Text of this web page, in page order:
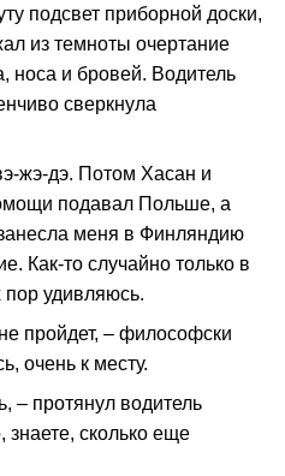
подсвет приборной доски,
из темноты очертание
носа и бровей. Водитель
сверкнула
жэ-дэ. Потом Хасан и
подавал Польше, а
меня в Финляндию
Как-то случайно только в
удивляюсь.
пройдет, – философски
очень к месту.
– протянул водитель
сколько еще